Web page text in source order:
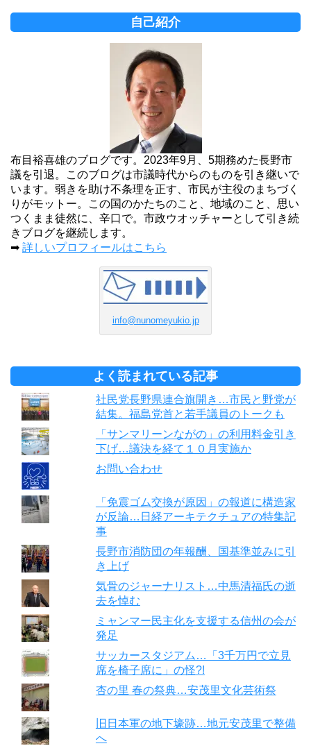
自己紹介
布目裕喜雄のブログです。2023年9月、5期務めた長野市
議を引退。このブログは市議時代からのものを引き継いで
います。弱きを助け不条理を正す、市民が主役のまちづく
りがモットー。この国のかたちのこと、地域のこと、思い
つくまま徒然に、辛口で。市政ウオッチャーとして引き続
きブログを継続します。
➡ 詳しいプロフィールはこちら
info@nunomeyukio.jp
よく読まれている記事
社民党長野県連合旗開き…市民と野党が
結集。福島党首と若手議員のトークも
「サンマリーンながの」の利用料金引き
下げ…議決を経て１０月実施か
お問い合わせ
「免震ゴム交換が原因」の報道に構造家
が反論…日経アーキテクチュアの特集記
事
長野市消防団の年報酬、国基準並みに引
き上げ
気骨のジャーナリスト…中馬清福氏の逝
去を悼む
ミャンマー民主化を支援する信州の会が
発足
サッカースタジアム…「3千万円で立見
席を椅子席に」の怪?!
杏の里 春の祭典…安茂里文化芸術祭
旧日本軍の地下壕跡…地元安茂里で整備
へ